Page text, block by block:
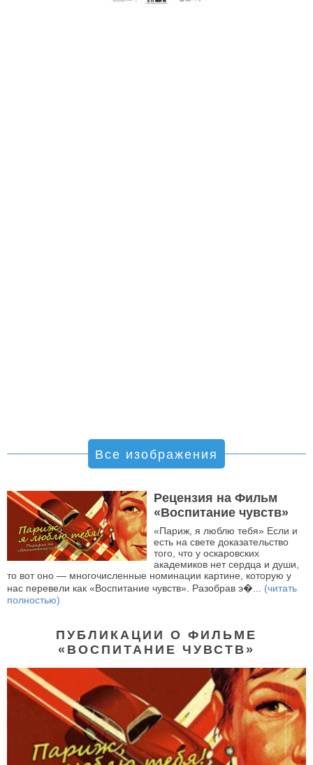
Все изображения
Рецензия на Фильм
«Воспитание чувств»
«Париж, я люблю тебя» Если и
есть на свете доказательство
того, что у оскаровских
академиков нет сердца и души,
то вот оно — многочисленные номинации картине, которую у
нас перевели как «Воспитание чувств». Разобрав э�... (читать
полностью)
ПУБЛИКАЦИИ О ФИЛЬМЕ
«ВОСПИТАНИЕ ЧУВСТВ»